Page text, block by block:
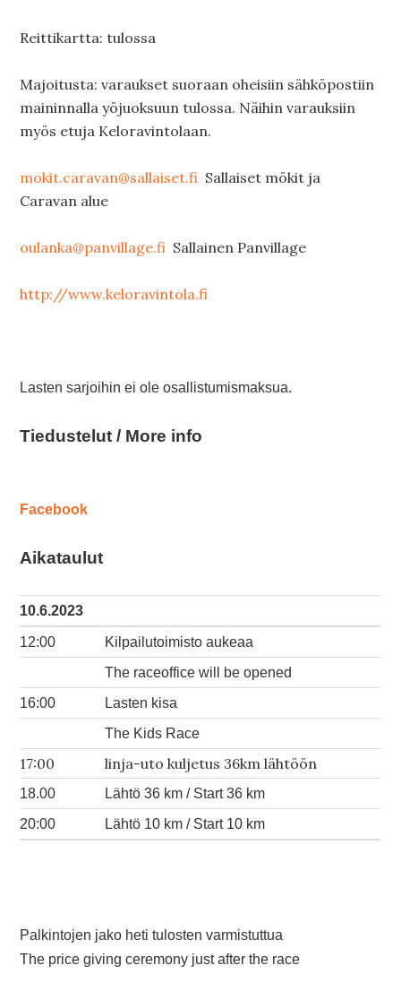
Reittikartta: tulossa
Majoitusta: varaukset suoraan oheisiin sähköpostiin
maininnalla yöjuoksuun tulossa. Näihin varauksiin
myös etuja Keloravintolaan.
mokit.caravan@sallaiset.fi Sallaiset mökit ja
Caravan alue
oulanka@panvillage.fi Sallainen Panvillage
http://www.keloravintola.fi
Lasten sarjoihin ei ole osallistumismaksua.
Tiedustelut / More info
Facebook
Aikataulut
10.6.2023
12:00
Kilpailutoimisto aukeaa
The raceoffice will be opened
16:00
Lasten kisa
The Kids Race
17:00 linja-uto kuljetus 36km lähtöön
18.00
Lähtö 36 km / Start 36 km
20:00
Lähtö 10 km / Start 10 km
Palkintojen jako heti tulosten varmistuttua
The price giving ceremony just after the race